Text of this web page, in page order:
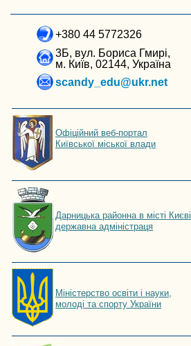
+380 44 5772326
3Б, вул. Бориса Гмирі,
м. Київ, 02144, Україна
scandy_edu@ukr.net
Офіційний веб-портал
Київської міської влади
Дарницька районна в місті Києві
державна адміністраця
Мiнiстерство освiти і науки,
молоді та спорту України